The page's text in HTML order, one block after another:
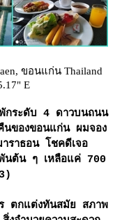
ขอนแก่น Thailand
E
ระดับ 4 ดาวบนถนน
นของขอนแก่น ผมจอง
าราธอน โชคดีเจอ
นต้น ๆ เหลือแค่ 700
ตกแต่งทันสมัย สภาพ